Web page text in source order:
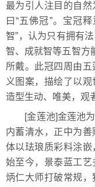
最为引人注目的自
曰“五佛冠”。宝冠
智”，认为只有拥有
智、成就智等五智方
所戴。此冠四周由
义图案，描绘了以观
造型生动、唯美，观
[金莲池]金莲池为
内蓄清水，正中为
体以珐琅质彩料涂嵌
始至今，景泰蓝工
炳仁大师打破常规，